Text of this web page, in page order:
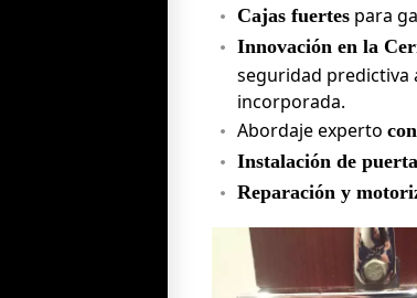
Cajas fuertes para
Innovación en la
seguridad predictiva
incorporada.
Abordaje experto
Instalación de
Reparación y